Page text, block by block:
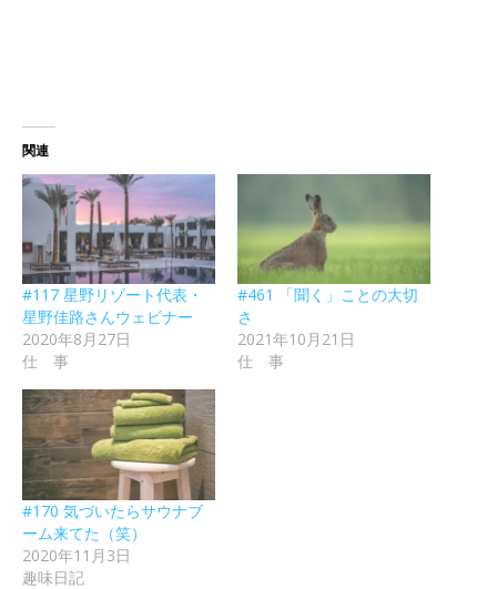
関連
#117 星野リゾート代表・
星野佳路さんウェビナー
2020年8月27日
仕 事
#461 「聞く」ことの大切
さ
2021年10月21日
仕 事
#170 気づいたらサウナブ
ーム来てた（笑）
2020年11月3日
趣味日記